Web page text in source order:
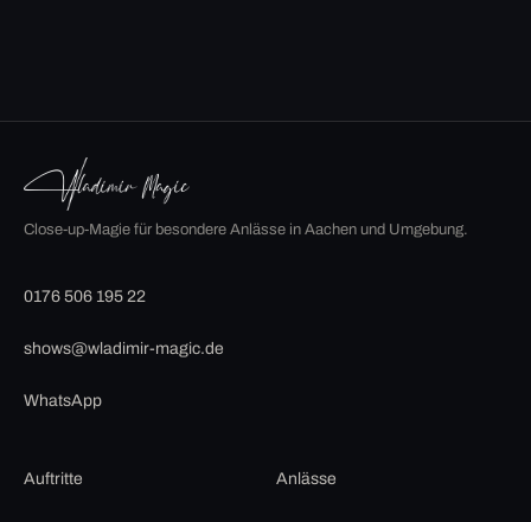
Close-up-Magie für besondere Anlässe in Aachen und Umgebung.
0176 506 195 22
shows@wladimir-magic.de
WhatsApp
Auftritte Anlässe